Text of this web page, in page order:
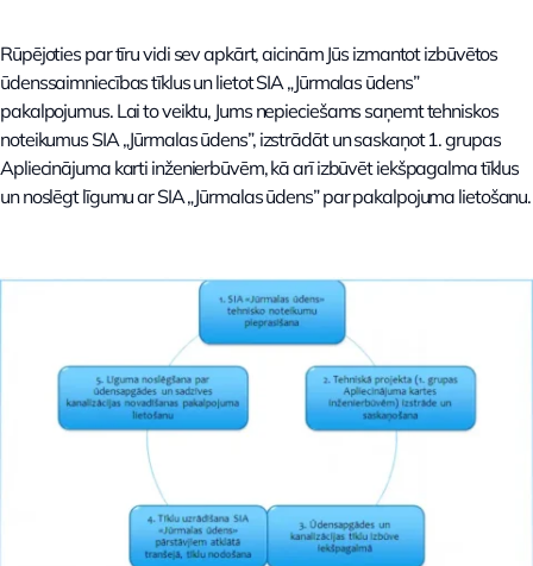
Rūpējoties par tīru vidi sev apkārt, aicinām Jūs izmantot izbūvētos
ūdenssaimniecības tīklus un lietot SIA „Jūrmalas ūdens”
pakalpojumus. Lai to veiktu, Jums nepieciešams saņemt tehniskos
noteikumus SIA „Jūrmalas ūdens”, izstrādāt un saskaņot 1. grupas
Apliecinājuma karti inženierbūvēm, kā arī izbūvēt iekšpagalma tīklus
un noslēgt līgumu ar SIA „Jūrmalas ūdens” par pakalpojuma lietošanu.